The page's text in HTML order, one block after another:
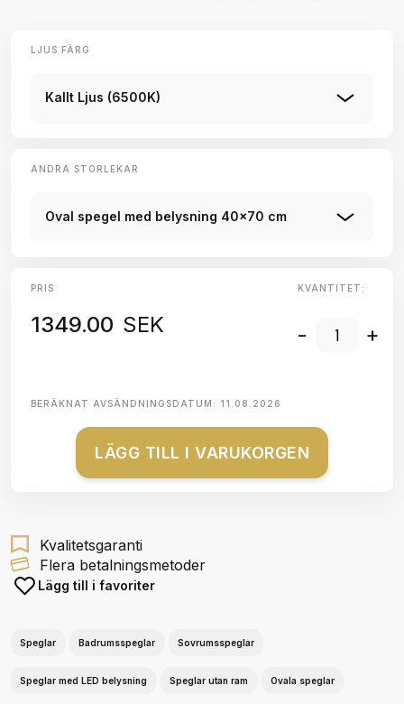
LJUS FÄRG
Kallt Ljus (6500K)
ANDRA STORLEKAR
Oval spegel med belysning 40x70 cm
PRIS
1349.00 SEK
KVANTITET:
- +
BERÄKNAT AVSÄNDNINGSDATUM: 11.08.2026
LÄGG TILL I VARUKORGEN
Kvalitetsgaranti
Flera betalningsmetoder
Lägg till i favoriter
Speglar Badrumsspeglar Sovrumsspeglar
Speglar med LED belysning Speglar utan ram Ovala speglar